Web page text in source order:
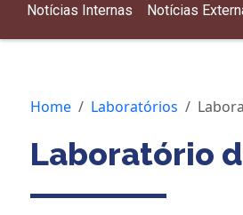
Notícias Internas Notícias
Home Laboratórios
Laboratório